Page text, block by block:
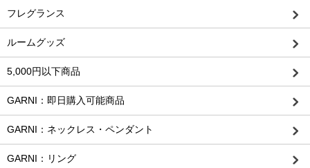
フレグランス
ルームグッズ
5,000円以下商品
GARNI：即日購入可能商品
GARNI：ネックレス・ペンダント
GARNI：リング